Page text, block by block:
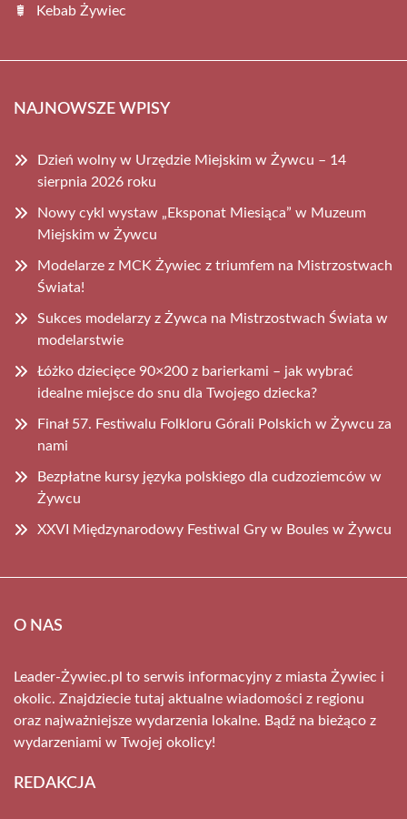
Kebab Żywiec
NAJNOWSZE WPISY
Dzień wolny w Urzędzie Miejskim w Żywcu – 14
sierpnia 2026 roku
Nowy cykl wystaw „Eksponat Miesiąca” w Muzeum
Miejskim w Żywcu
Modelarze z MCK Żywiec z triumfem na Mistrzostwach
Świata!
Sukces modelarzy z Żywca na Mistrzostwach Świata w
modelarstwie
Łóżko dziecięce 90×200 z barierkami – jak wybrać
idealne miejsce do snu dla Twojego dziecka?
Finał 57. Festiwalu Folkloru Górali Polskich w Żywcu za
nami
Bezpłatne kursy języka polskiego dla cudzoziemców w
Żywcu
XXVI Międzynarodowy Festiwal Gry w Boules w Żywcu
O NAS
Leader-Żywiec.pl to serwis informacyjny z miasta Żywiec i
okolic. Znajdziecie tutaj aktualne wiadomości z regionu
oraz najważniejsze wydarzenia lokalne. Bądź na bieżąco z
wydarzeniami w Twojej okolicy!
REDAKCJA